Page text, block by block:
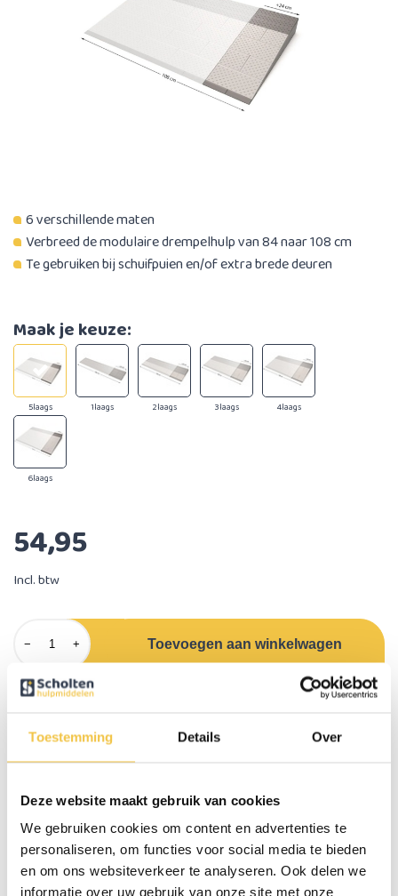
Toestemming Details Over
Deze website maakt gebruik van cookies
We gebruiken cookies om content en advertenties te
personaliseren, om functies voor social media te bieden
en om ons websiteverkeer te analyseren. Ook delen we
informatie over uw gebruik van onze site met onze
6 verschillende maten
Verbreed de modulaire drempelhulp van 84 naar 108 cm
Te gebruiken bij schuifpuien en/of extra brede deuren
1laags 2laags 3laags 4laags
Maak je keuze:
5laags
6laags
54,95
Incl. btw
− + Toevoegen aan winkelwagen
Omschrijving
Met behulp van deze set kunt u de standaard modulaire drempelhulp
verbreden van 84 naar 108 cm. Te gebruiken bij schuifpuien en/of extra
- 5 laags drempelhulp, verhoging is aanpasbaar: 8,5 / 9 / 9,5 / 10 cm.
Afmeting: 84 x 69 x 10 cm